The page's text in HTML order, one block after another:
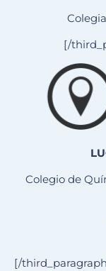
[/
Colegio de
[/